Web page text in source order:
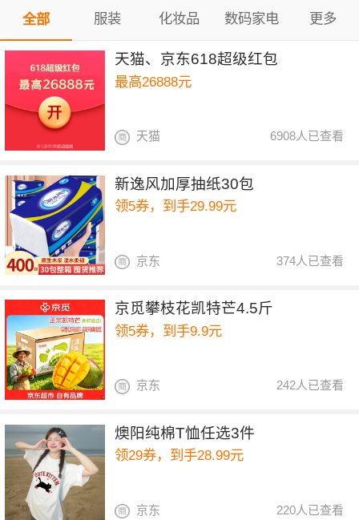
全部 服装 化妆品 数码家电 更多
天猫、京东618超级红包
最高26888元
6908人已查看
天猫
新逸风加厚抽纸30包
领5券，到手29.99元
374人已查看
京东
京觅攀枝花凯特芒4.5斤
领5券，到手9.9元
242人已查看
京东
燠阳纯棉T恤任选3件
领29券，到手28.99元
220人已查看
京东